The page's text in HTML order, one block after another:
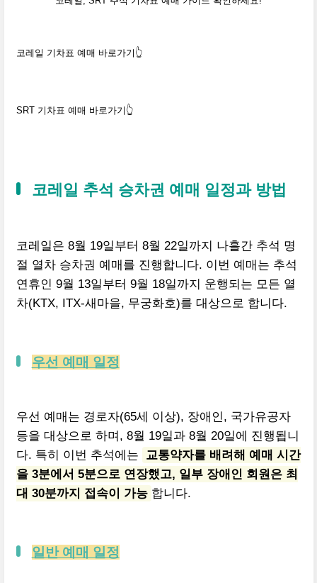
코레일 기차표 예매 바로가기👆️
SRT 기차표 예매 바로가기👆️
코레일 추석 승차권 예매 일정과 방법
코레일은 8월 19일부터 8월 22일까지 나흘간 추석 명
절 열차 승차권 예매를 진행합니다. 이번 예매는 추석
연휴인 9월 13일부터 9월 18일까지 운행되는 모든 열
차(KTX, ITX-새마을, 무궁화호)를 대상으로 합니다.
우선 예매 일정
우선 예매는 경로자(65세 이상), 장애인, 국가유공자
등을 대상으로 하며, 8월 19일과 8월 20일에 진행됩니
다. 특히 이번 추석에는
교통약자를 배려해 예매 시간
을 3분에서 5분으로 연장했고, 일부 장애인 회원은 최
대 30분까지 접속이 가능 합니다.
일반 예매 일정